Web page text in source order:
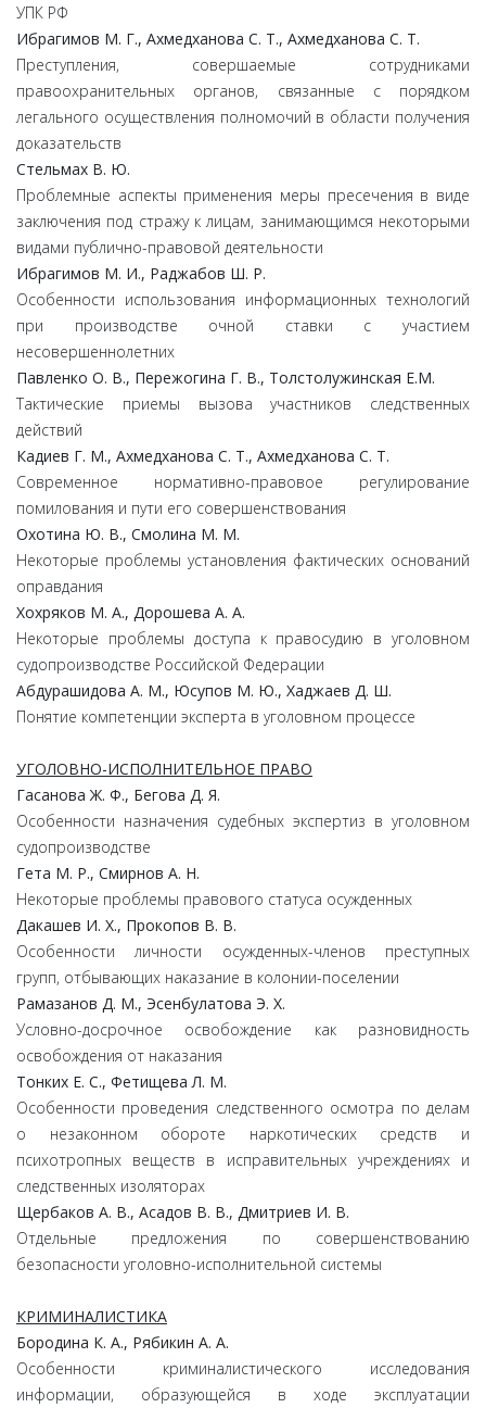
УПК РФ
Ибрагимов М. Г., Ахмедханова С. Т., Ахмедханова С. Т.
Преступления, совершаемые сотрудниками
правоохранительных органов, связанные с порядком
легального осуществления полномочий в области получения
доказательств
Стельмах В. Ю.
Проблемные аспекты применения меры пресечения в виде
заключения под стражу к лицам, занимающимся некоторыми
видами публично-правовой деятельности
Ибрагимов М. И., Раджабов Ш. Р.
Особенности использования информационных технологий
при производстве очной ставки с участием
несовершеннолетних
Павленко О. В., Пережогина Г. В., Толстолужинская Е.М.
Тактические приемы вызова участников следственных
действий
Кадиев Г. М., Ахмедханова С. Т., Ахмедханова С. Т.
Современное нормативно-правовое регулирование
помилования и пути его совершенствования
Охотина Ю. В., Смолина М. М.
Некоторые проблемы установления фактических оснований
оправдания
Хохряков М. А., Дорошева А. А.
Некоторые проблемы доступа к правосудию в уголовном
судопроизводстве Российской Федерации
Абдурашидова А. М., Юсупов М. Ю., Хаджаев Д. Ш.
Понятие компетенции эксперта в уголовном процессе
УГОЛОВНО-ИСПОЛНИТЕЛЬНОЕ ПРАВО
Гасанова Ж. Ф., Бегова Д. Я.
Особенности назначения судебных экспертиз в уголовном
судопроизводстве
Гета М. Р., Смирнов А. Н.
Некоторые проблемы правового статуса осужденных
Дакашев И. Х., Прокопов В. В.
Особенности личности осужденных-членов преступных
групп, отбывающих наказание в колонии-поселении
Рамазанов Д. М., Эсенбулатова Э. Х.
Условно-досрочное освобождение как разновидность
освобождения от наказания
Тонких Е. С., Фетищева Л. М.
Особенности проведения следственного осмотра по делам
о незаконном обороте наркотических средств и
психотропных веществ в исправительных учреждениях и
следственных изоляторах
Щербаков А. В., Асадов В. В., Дмитриев И. В.
Отдельные предложения по совершенствованию
безопасности уголовно-исполнительной системы
КРИМИНАЛИСТИКА
Бородина К. А., Рябикин А. А.
Особенности криминалистического исследования
информации, образующейся в ходе эксплуатации